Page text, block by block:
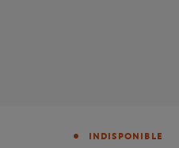
INDISPONIBLE